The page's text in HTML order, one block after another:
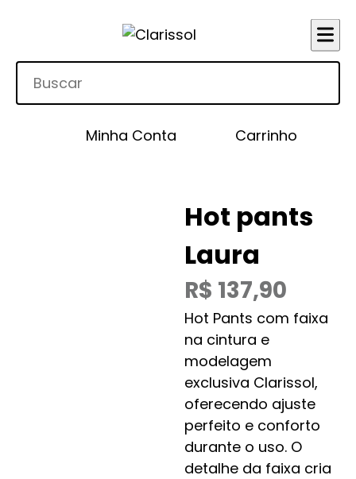
Minha Conta Carrinho
Hot pants
Laura
R$ 137,90
Hot Pants com faixa
na cintura e
modelagem
exclusiva Clarissol,
oferecendo ajuste
perfeito e conforto
durante o uso. O
detalhe da faixa cria